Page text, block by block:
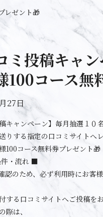
レゼント🎁
ミ投稿キャ
100コース無
27日
キャンペーン】毎月抽選１０
りする指定の口コミサイトへ
100コース無料券プレゼント🎁
・流れ ■
認のため、必ず利用時にお客
する口コミサイトへご投稿を
際は、